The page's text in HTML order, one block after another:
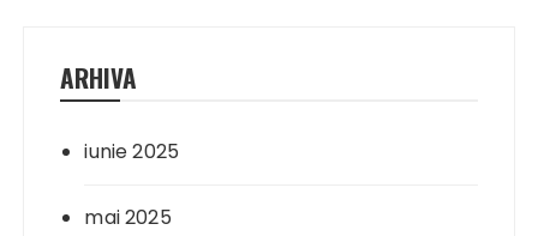
ARHIVA
iunie 2025
mai 2025